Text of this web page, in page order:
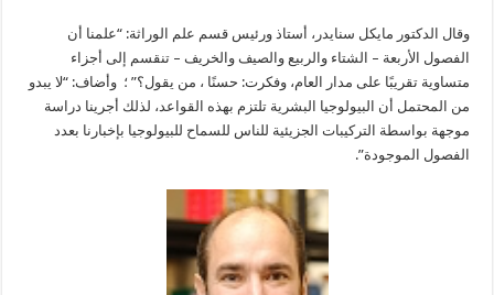
وقال الدكتور مايكل سنايدر، أستاذ ورئيس قسم علم الوراثة: “علمنا أن
الفصول الأربعة – الشتاء والربيع والصيف والخريف – تنقسم إلى أجزاء
متساوية تقريبًا على مدار العام، وفكرت: حسنًا ، من يقول؟” ؛ وأضاف: “لا يبدو
من المحتمل أن البيولوجيا البشرية تلتزم بهذه القواعد، لذلك أجرينا دراسة
موجهة بواسطة التركيبات الجزيئية للناس للسماح للبيولوجيا بإخبارنا بعدد
الفصول الموجودة”.